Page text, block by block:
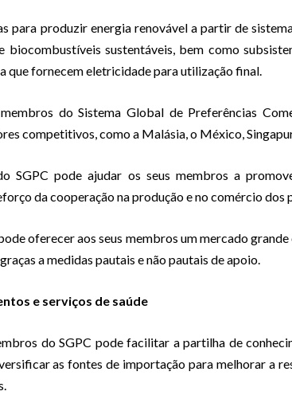
para produzir energia renovável a partir de
biocombustíveis sustentáveis, bem como
que fornecem eletricidade para utilização final.
do Sistema Global de Preferências
competitivos, como a Malásia, o México,
SGPC pode ajudar os seus membros a
da cooperação na produção e no comércio dos
oferecer aos seus membros um mercado
a medidas pautais e não pautais de apoio.
e serviços de saúde
do SGPC pode facilitar a partilha de
as fontes de importação para melhorar a